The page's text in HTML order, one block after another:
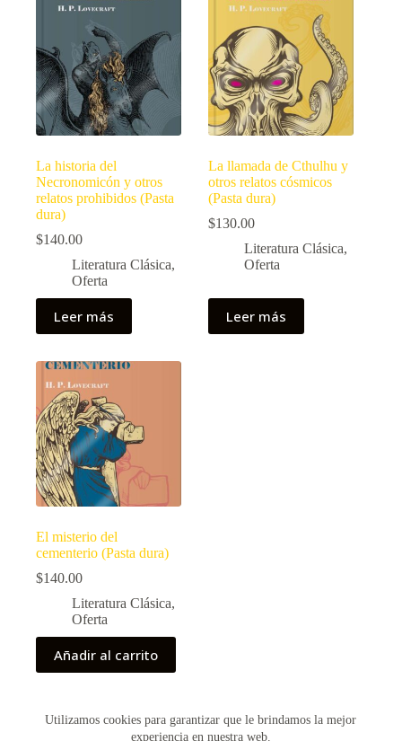
Utilizamos cookies para garantizar que le brindamos la mejor
experiencia en nuestra web.
La historia del
Necronomicón y otros
relatos prohibidos (Pasta
dura)
$140.00
Literatura Clásica,
Oferta
Leer más
La llamada de Cthulhu y
otros relatos cósmicos
(Pasta dura)
$130.00
Literatura Clásica,
Oferta
Leer más
El misterio del
cementerio (Pasta dura)
$140.00
Literatura Clásica,
Oferta
Añadir al carrito
Copyright © 2026 - Creado por Historias de Bolsillo